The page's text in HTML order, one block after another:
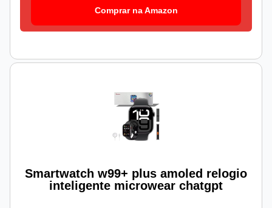
Comprar na Amazon
Smartwatch w99+ plus amoled relogio
inteligente microwear chatgpt